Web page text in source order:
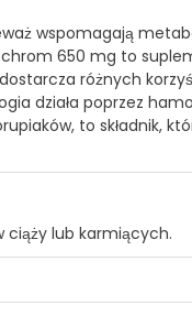
wspomagają
650 mg to
różnych
działa poprzez
to składnik,
ciąży lub karmiących.